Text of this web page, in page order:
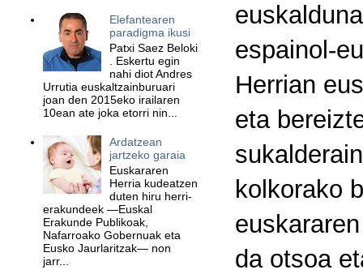
espainol-
Herrian
eta
kolkorako
da otsoa
Elefantearen
paradigma ikusi
Patxi Saez Beloki
. Eskertu egin
nahi diot Andres
Urrutia euskaltzainburuari
joan den 2015eko irailaren
10ean ate joka etorri nin...
Ardatzean
jartzeko garaia
Euskararen
Herria kudeatzen
duten hiru herri-
erakundeek —Euskal
Erakunde Publikoak,
Nafarroako Gobernuak eta
Eusko Jaurlaritzak— non
jarr...